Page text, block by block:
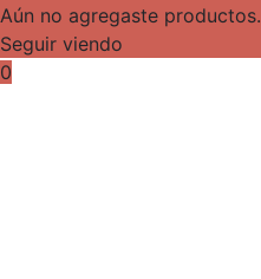
Aún no agregaste productos.
Seguir viendo
0